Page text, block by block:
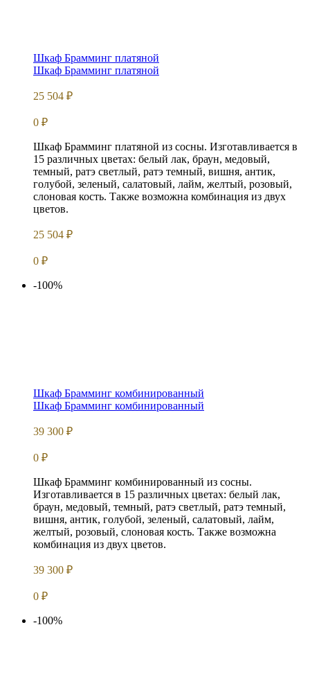
Шкаф Брамминг платяной
Шкаф Брамминг платяной
25 504 ₽
0 ₽
Шкаф Брамминг платяной из сосны. Изготавливается в
15 различных цветах: белый лак, браун, медовый,
темный, ратэ светлый, ратэ темный, вишня, антик,
голубой, зеленый, салатовый, лайм, желтый, розовый,
слоновая кость. Также возможна комбинация из двух
цветов.
25 504 ₽
0 ₽
-100%
Шкаф Брамминг комбинированный
Шкаф Брамминг комбинированный
39 300 ₽
0 ₽
Шкаф Брамминг комбинированный из сосны.
Изготавливается в 15 различных цветах: белый лак,
браун, медовый, темный, ратэ светлый, ратэ темный,
вишня, антик, голубой, зеленый, салатовый, лайм,
желтый, розовый, слоновая кость. Также возможна
комбинация из двух цветов.
39 300 ₽
0 ₽
-100%